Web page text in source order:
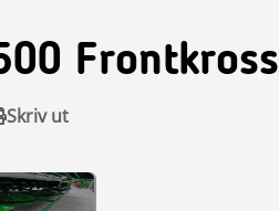
Frontkross
Skriv ut